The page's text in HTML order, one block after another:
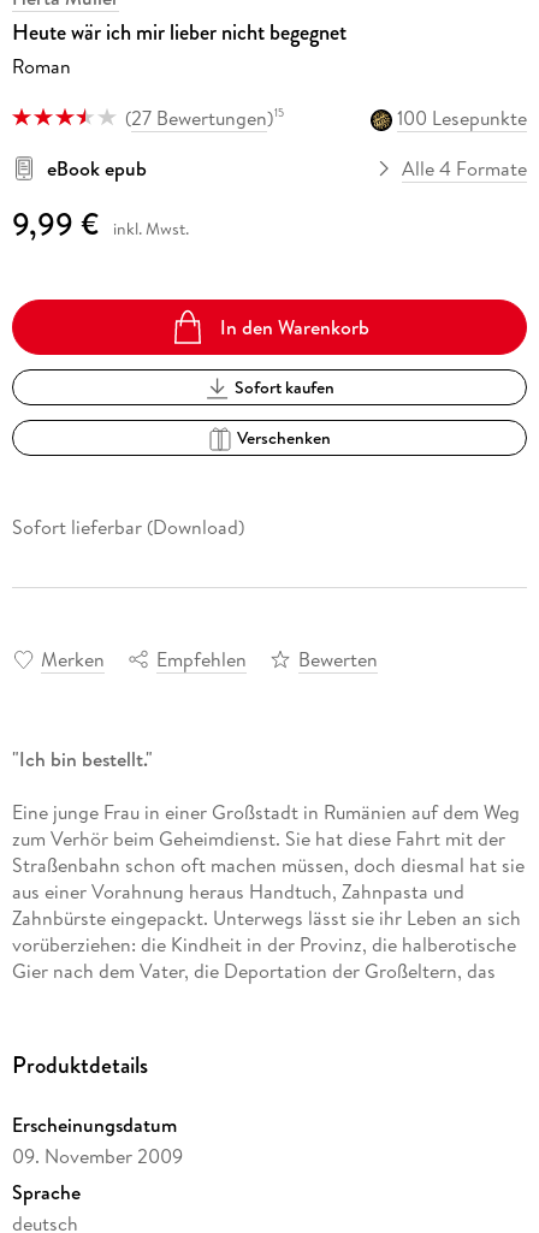
Heute wär ich mir lieber nicht begegnet
Roman
(27 Bewertungen)15
100 Lesepunkte
eBook epub
Alle 4 Formate
9,99 € inkl. Mwst.
In den Warenkorb
Sofort kaufen
Verschenken
Sofort lieferbar (Download)
Merken Empfehlen Bewerten
"Ich bin bestellt."
Eine junge Frau in einer Großstadt in Rumänien auf dem Weg
zum Verhör beim Geheimdienst. Sie hat diese Fahrt mit der
Straßenbahn schon oft machen müssen, doch diesmal hat sie
aus einer Vorahnung heraus Handtuch, Zahnpasta und
Zahnbürste eingepackt. Unterwegs lässt sie ihr Leben an sich
vorüberziehen: die Kindheit in der Provinz, die halberotische
Gier nach dem Vater, die Deportation der Großeltern, das
Außen: starre Uhrzeiten, Haltestellen, ein- und aussteigende
Personen, vorbeiziehende Straßen. All dies soll ablenken und
führt doch immer wieder zurück zu: "Ich bin bestellt."
Produktdetails
Erscheinungsdatum
09. November 2009
Sprache
deutsch